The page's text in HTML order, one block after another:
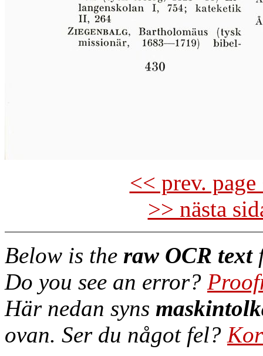
<< prev.
>> nästa
Below is the raw OCR text
Do you see an error?
Här nedan syns
ovan. Ser du något fel?